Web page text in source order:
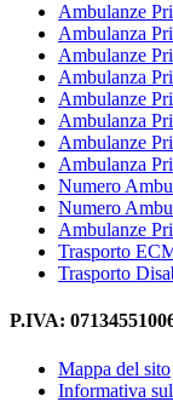
Ambulanze
Ambulanza
Ambulanze
Ambulanza
Ambulanze
Ambulanza
Ambulanze
Ambulanza
Numero
Numero
Ambulanze
Trasporto
Trasporto
P.IVA:
Mappa del sito
Informativa